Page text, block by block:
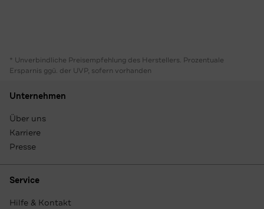
* Unverbindliche Preisempfehlung des Herstellers. Prozentuale
Ersparnis ggü. der UVP, sofern vorhanden
Unternehmen
Über uns
Karriere
Presse
Service
Hilfe & Kontakt